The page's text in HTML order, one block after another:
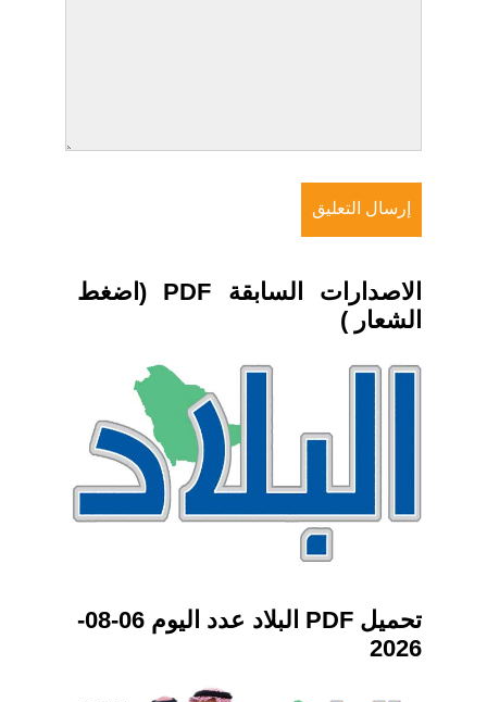
الاصدارات السابقة PDF (اضغط
الشعار )
تحميل PDF البلاد عدد اليوم 06-08-
2026